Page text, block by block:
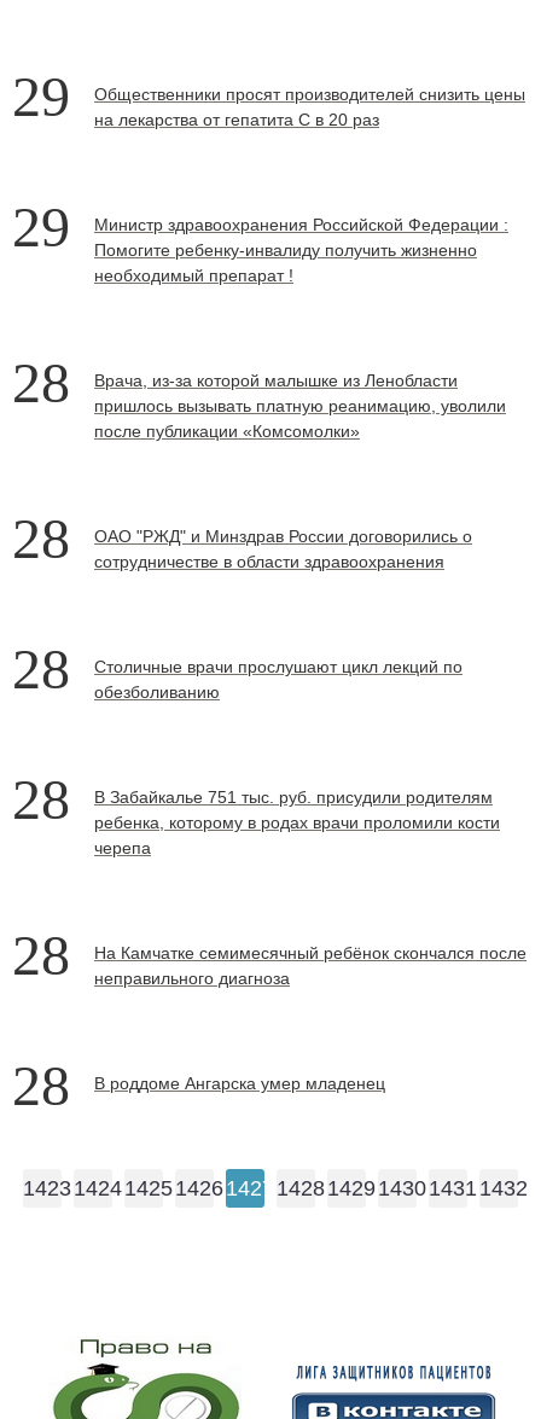
29
Общественники просят производителей снизить цены
на лекарства от гепатита С в 20 раз
29
Министр здравоохранения Российской Федерации :
Помогите ребенку-инвалиду получить жизненно
необходимый препарат !
28
Врача, из-за которой малышке из Ленобласти
пришлось вызывать платную реанимацию, уволили
после публикации «Комсомолки»
28
ОАО "РЖД" и Минздрав России договорились о
сотрудничестве в области здравоохранения
28
Столичные врачи прослушают цикл лекций по
обезболиванию
28
В Забайкалье 751 тыс. руб. присудили родителям
ребенка, которому в родах врачи проломили кости
черепа
28
На Камчатке семимесячный ребёнок скончался после
неправильного диагноза
28 В роддоме Ангарска умер младенец
14231424142514261427 1428142914301431 1432